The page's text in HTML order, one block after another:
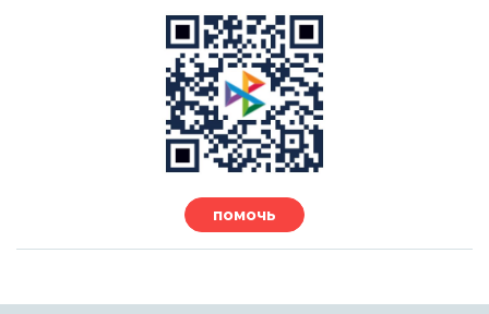
помочь